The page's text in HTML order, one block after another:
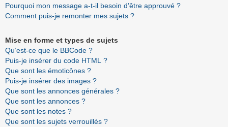
Pourquoi mon message a-t-il besoin d’être approuvé ?
Comment puis-je remonter mes sujets ?
Mise en forme et types de sujets
Qu’est-ce que le BBCode ?
Puis-je insérer du code HTML ?
Que sont les émoticônes ?
Puis-je insérer des images ?
Que sont les annonces générales ?
Que sont les annonces ?
Que sont les notes ?
Que sont les sujets verrouillés ?